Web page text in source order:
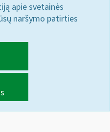
apie svetainės
naršymo patirties